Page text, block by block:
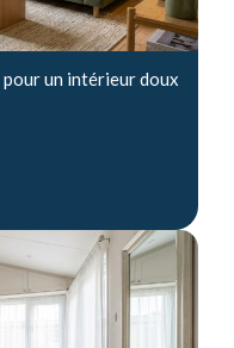
pour un intérieur doux